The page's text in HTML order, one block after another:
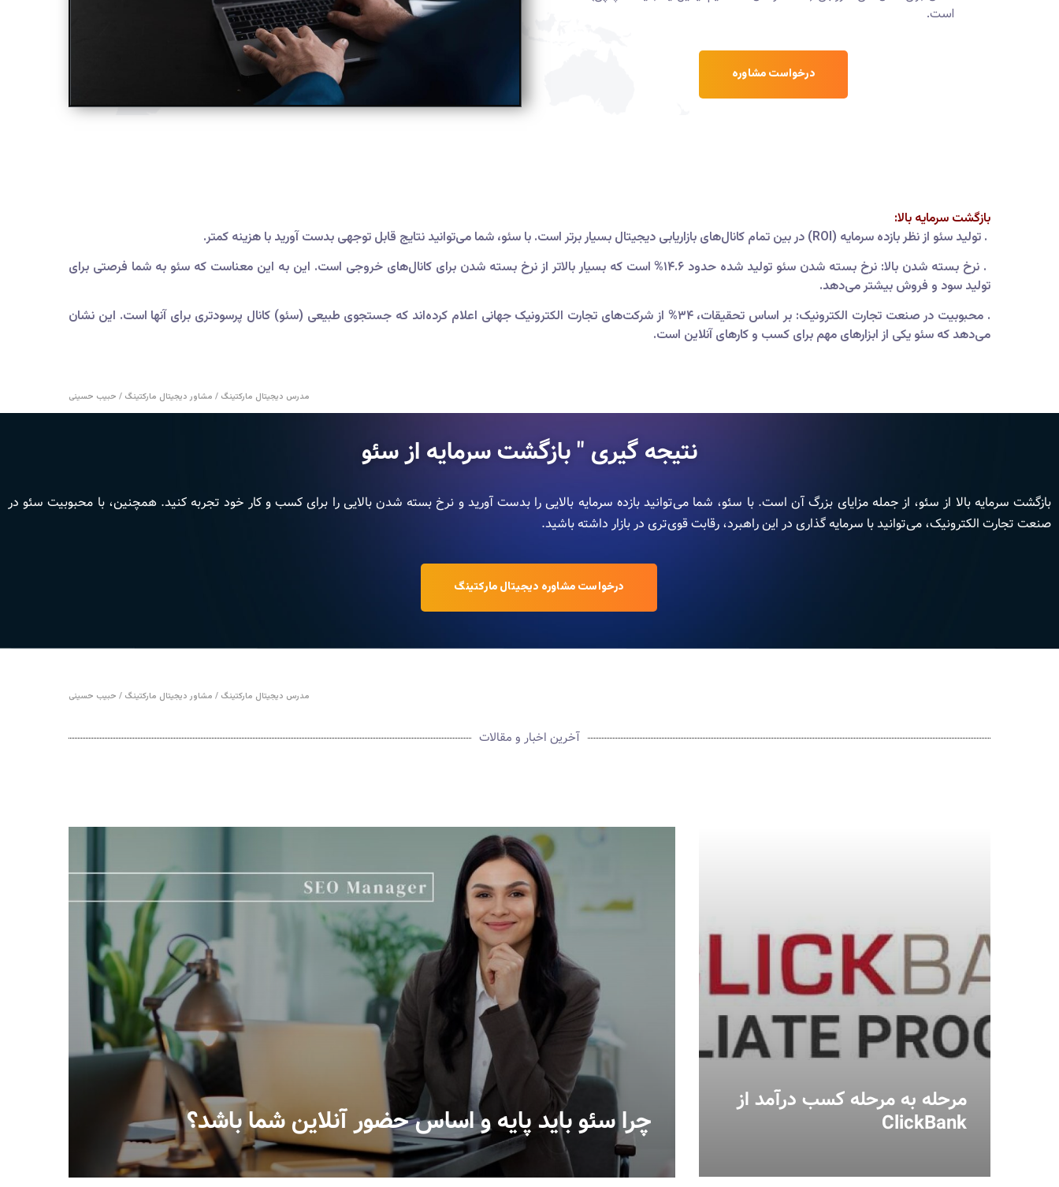
است.
درخواست مشاوره
بازگشت سرمایه بالا:
. تولید سئو از نظر بازده سرمایه (ROI) در بین تمام کانال‌های بازاریابی دیجیتال بسیار برتر است. با سئو، شما می‌توانید نتایج قابل توجهی بدست آورید با هزینه کمتر.
. نرخ بسته شدن بالا: نرخ بسته شدن سئو تولید شده حدود ۱۴.۶% است که بسیار بالاتر از نرخ بسته شدن برای کانال‌های خروجی است. این به این معناست که سئو به شما فرصتی برای
تولید سود و فروش بیشتر می‌دهد.
. محبوبیت در صنعت تجارت الکترونیک: بر اساس تحقیقات، ۳۴% از شرکت‌های تجارت الکترونیک جهانی اعلام کرده‌اند که جستجوی طبیعی (سئو) کانال پرسودتری برای آنها است. این نشان
می‌دهد که سئو یکی از ابزارهای مهم برای کسب و کارهای آنلاین است.
مدرس دیجیتال مارکتینگ / مشاور دیجیتال مارکتینگ / حبیب حسینی
نتیجه گیری " بازگشت سرمایه از سئو
بازگشت سرمایه بالا از سئو، از جمله مزایای بزرگ آن است. با سئو، شما می‌توانید بازده سرمایه بالایی را بدست آورید و نرخ بسته شدن بالایی را برای کسب و کار خود تجربه کنید. همچنین، با محبوبیت سئو در
صنعت تجارت الکترونیک، می‌توانید با سرمایه گذاری در این راهبرد، رقابت قوی‌تری در بازار داشته باشید.
درخواست مشاوره دیجیتال مارکتینگ
مدرس دیجیتال مارکتینگ / مشاور دیجیتال مارکتینگ / حبیب حسینی
آخرین اخبار و مقالات
مرحله به مرحله کسب درآمد از
ClickBank
چرا سئو باید پایه و اساس حضور آنلاین شما باشد؟